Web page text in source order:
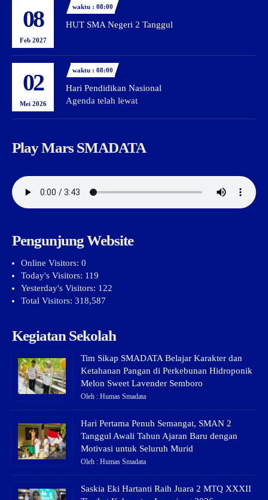
08
Feb 2027
waktu : 08:00
HUT SMA Negeri 2 Tanggul
02
Mei 2026
waktu : 08:00
Hari Pendidikan Nasional
Agenda telah lewat
Play Mars SMADATA
Pengunjung Website
Online Visitors: 0
Today's Visitors: 119
Yesterday's Visitors: 122
Total Visitors: 318,587
Kegiatan Sekolah
Tim Sikap SMADATA Belajar Karakter dan
Ketahanan Pangan di Perkebunan Hidroponik
Melon Sweet Lavender Semboro
Oleh : Humas Smadata
Hari Pertama Penuh Semangat, SMAN 2
Tanggul Awali Tahun Ajaran Baru dengan
Motivasi untuk Seluruh Murid
Oleh : Humas Smadata
Saskia Eki Hartanti Raih Juara 2 MTQ XXXII